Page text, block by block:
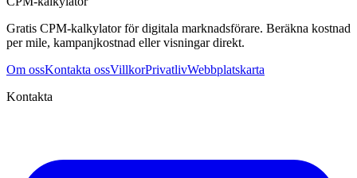
Gratis CPM-kalkylator för digitala marknadsförare. Beräkna kostnad
per mile, kampanjkostnad eller visningar direkt.
Om ossKontakta ossVillkorPrivatlivWebbplatskarta
Kontakta